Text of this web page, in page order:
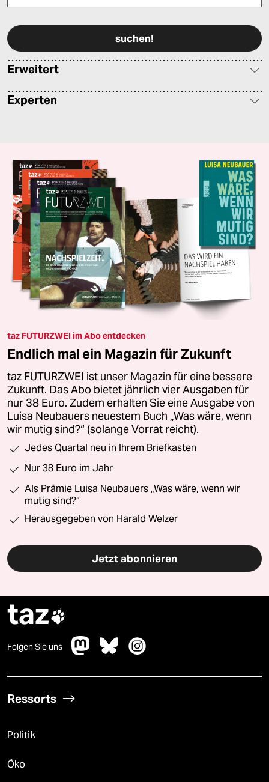
Erweitert
Experten
taz FUTURZWEI im Abo entdecken
Endlich mal ein Magazin für Zukunft
taz FUTURZWEI ist unser Magazin für eine bessere
Zukunft. Das Abo bietet jährlich vier Ausgaben für
nur 38 Euro. Zudem erhalten Sie eine Ausgabe von
Luisa Neubauers neuestem Buch „Was wäre, wenn
wir mutig sind?“ (solange Vorrat reicht).
Jedes Quartal neu in Ihrem Briefkasten
Nur 38 Euro im Jahr
Als Prämie Luisa Neubauers „Was wäre, wenn wir
mutig sind?“
Herausgegeben von Harald Welzer
Jetzt abonnieren
taz
Folgen Sie uns
Ressorts
Politik
Öko